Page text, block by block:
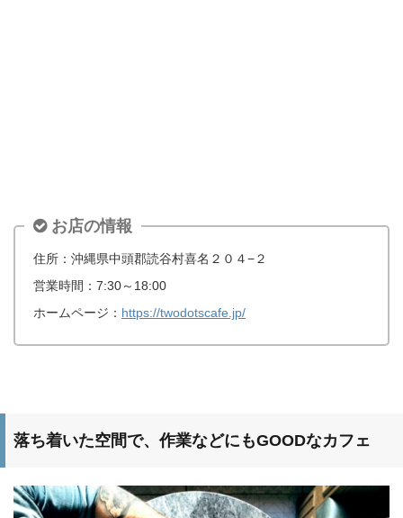
お店の情報
住所：沖縄県中頭郡読谷村喜名２０４−２
営業時間：7:30～18:00
ホームページ： https://twodotscafe.jp/
落ち着いた空間で、作業などにもGOODなカフェ